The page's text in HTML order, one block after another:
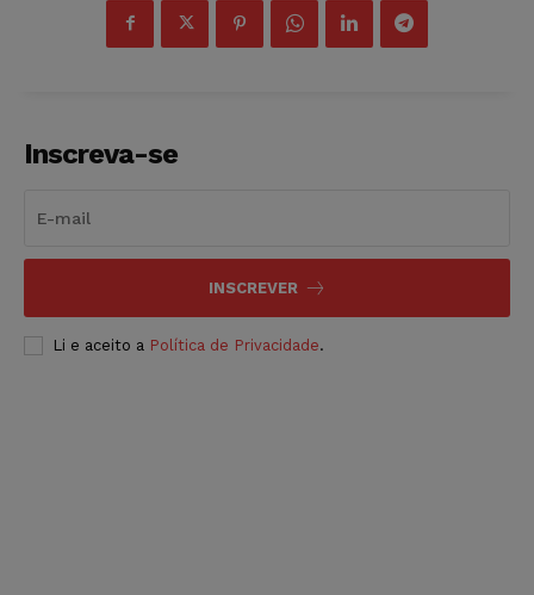
Inscreva-se
INSCREVER
Li e aceito a Política de Privacidade.